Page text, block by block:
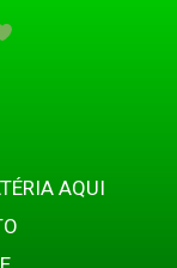
AQUI